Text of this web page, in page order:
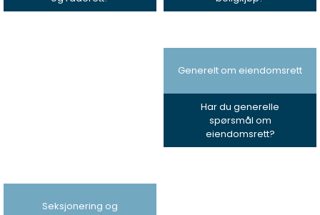
Generelt om eiendomsrett
Har du generelle
spørsmål om
eiendomsrett?
Seksjonering og